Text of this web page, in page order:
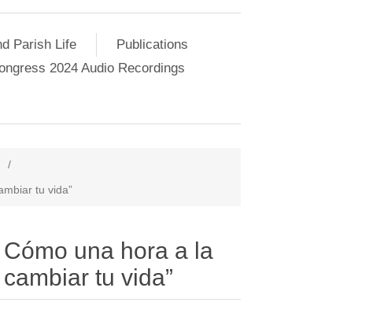
Parish Life
Publications
2024 Audio Recordings
/
tu vida”
una hora a la
tu vida”